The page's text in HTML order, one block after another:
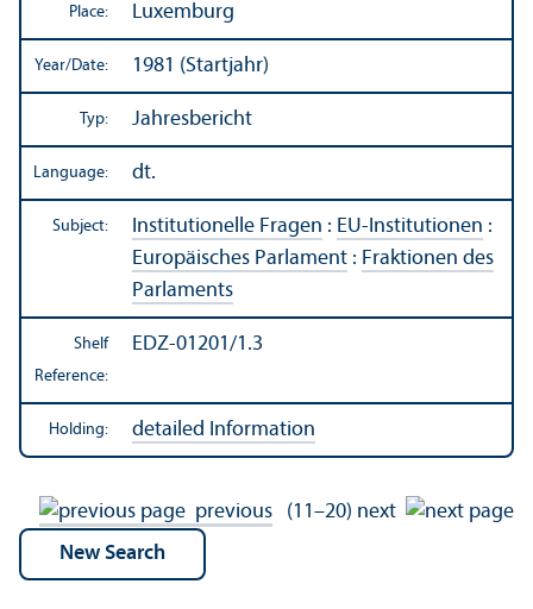
Place: Luxemburg
Year/Date: 1981 (Startjahr)
Typ: Jahresbericht
Language: dt.
Subject: Institutionelle Fragen : EU-Institutionen :
Europäisches Parlament : Fraktionen des
Parlaments
Shelf
Reference:
EDZ-01201/1.3
Holding: detailed Information
previous (11–20) next